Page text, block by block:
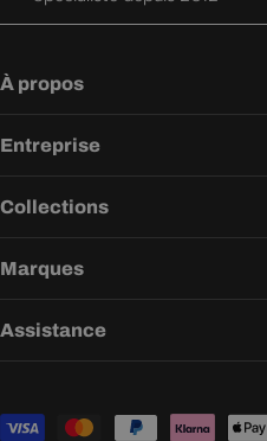
À propos
Entreprise
Collections
Marques
Assistance
Modes